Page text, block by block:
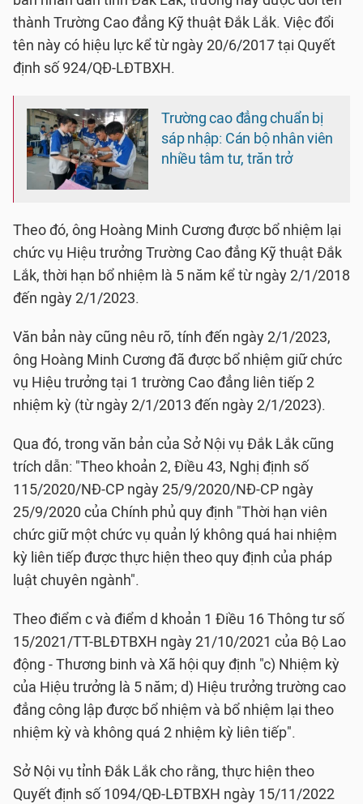
thành Trường Cao đẳng Kỹ thuật Đắk Lắk. Việc đổi
tên này có hiệu lực kể từ ngày 20/6/2017 tại Quyết
định số 924/QĐ-LĐTBXH.
Trường cao đẳng chuẩn bị
sáp nhập: Cán bộ nhân viên
nhiều tâm tư, trăn trở
Theo đó, ông Hoàng Minh Cương được bổ nhiệm lại
chức vụ Hiệu trưởng Trường Cao đẳng Kỹ thuật Đắk
Lắk, thời hạn bổ nhiệm là 5 năm kể từ ngày 2/1/2018
đến ngày 2/1/2023.
Văn bản này cũng nêu rõ, tính đến ngày 2/1/2023,
ông Hoàng Minh Cương đã được bổ nhiệm giữ chức
vụ Hiệu trưởng tại 1 trường Cao đẳng liên tiếp 2
nhiệm kỳ (từ ngày 2/1/2013 đến ngày 2/1/2023).
Qua đó, trong văn bản của Sở Nội vụ Đắk Lắk cũng
trích dẫn: "Theo khoản 2, Điều 43, Nghị định số
115/2020/NĐ-CP ngày 25/9/2020/NĐ-CP ngày
25/9/2020 của Chính phủ quy định "Thời hạn viên
chức giữ một chức vụ quản lý không quá hai nhiệm
kỳ liên tiếp được thực hiện theo quy định của pháp
luật chuyên ngành".
Theo điểm c và điểm d khoản 1 Điều 16 Thông tư số
15/2021/TT-BLĐTBXH ngày 21/10/2021 của Bộ Lao
động - Thương binh và Xã hội quy định "c) Nhiệm kỳ
của Hiệu trưởng là 5 năm; d) Hiệu trưởng trường cao
đẳng công lập được bổ nhiệm và bổ nhiệm lại theo
nhiệm kỳ và không quá 2 nhiệm kỳ liên tiếp".
Sở Nội vụ tỉnh Đắk Lắk cho rằng, thực hiện theo
Quyết định số 1094/QĐ-LĐTBXH ngày 15/11/2022